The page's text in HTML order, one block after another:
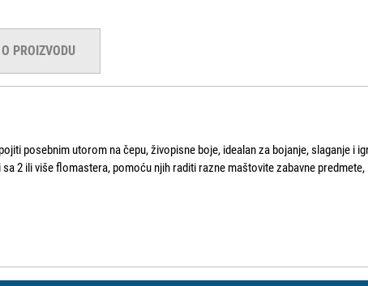
PROIZVODU
posebnim utorom na čepu, živopisne boje, idealan za bojanje, slaganje i
2 ili više flomastera, pomoću njih raditi razne maštovite zabavne